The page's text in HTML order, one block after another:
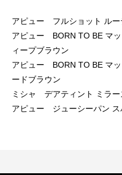
アピュー フルショット ルー
アピュー BORN TO BE マ
ィープブラウン
アピュー BORN TO BE マ
ードブラウン
ミシャ デアティント ミラー
アピュー ジューシーパン ス